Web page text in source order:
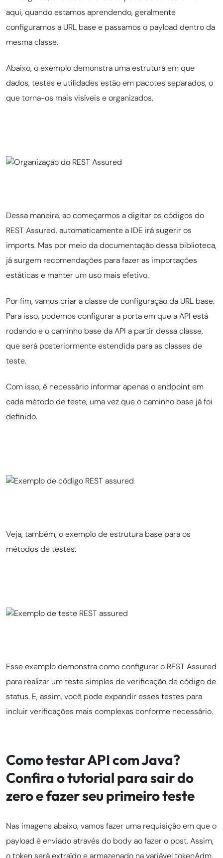
aqui, quando estamos aprendendo, geralmente
configuramos a URL base e passamos o payload dentro da
mesma classe.
Abaixo, o exemplo demonstra uma estrutura em que
dados, testes e utilidades estão em pacotes separados, o
que torna-os mais visíveis e organizados.
Dessa maneira, ao começarmos a digitar os códigos do
REST Assured, automaticamente a IDE irá sugerir os
imports. Mas por meio da documentação dessa biblioteca,
já surgem recomendações para fazer as importações
estáticas e manter um uso mais efetivo.
Por fim, vamos criar a classe de configuração da URL base.
Para isso, podemos configurar a porta em que a API está
rodando e o caminho base da API a partir dessa classe,
que será posteriormente estendida para as classes de
teste.
Com isso, é necessário informar apenas o endpoint em
cada método de teste, uma vez que o caminho base já foi
definido.
Veja, também, o exemplo de estrutura base para os
métodos de testes:
Esse exemplo demonstra como configurar o REST Assured
para realizar um teste simples de verificação de código de
status. E, assim, você pode expandir esses testes para
incluir verificações mais complexas conforme necessário.
Como testar API com Java?
Confira o tutorial para sair do
zero e fazer seu primeiro teste
Nas imagens abaixo, vamos fazer uma requisição em que o
payload é enviado através do body ao fazer o post. Assim,
o token será extraído e armazenado na variável tokenAdm.